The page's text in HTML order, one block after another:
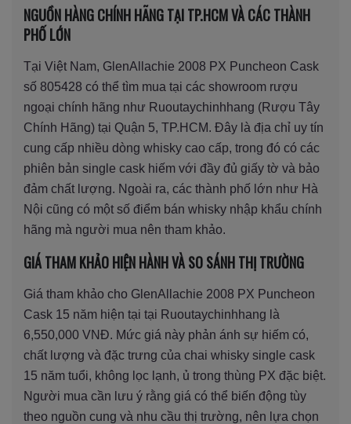
NGUỒN HÀNG CHÍNH HÃNG TẠI TP.HCM VÀ CÁC THÀNH
PHỐ LỚN
Tại Việt Nam, GlenAllachie 2008 PX Puncheon Cask
số 805428 có thể tìm mua tại các showroom rượu
ngoại chính hãng như Ruoutaychinhhang (Rượu Tây
Chính Hãng) tại Quận 5, TP.HCM. Đây là địa chỉ uy tín
cung cấp nhiều dòng whisky cao cấp, trong đó có các
phiên bản single cask hiếm với đầy đủ giấy tờ và bảo
đảm chất lượng. Ngoài ra, các thành phố lớn như Hà
Nội cũng có một số điểm bán whisky nhập khẩu chính
hãng mà người mua nên tham khảo.
GIÁ THAM KHẢO HIỆN HÀNH VÀ SO SÁNH THỊ TRƯỜNG
Giá tham khảo cho GlenAllachie 2008 PX Puncheon
Cask 15 năm hiện tại tại Ruoutaychinhhang là
6,550,000 VNĐ. Mức giá này phản ánh sự hiếm có,
chất lượng và đặc trưng của chai whisky single cask
15 năm tuổi, không lọc lạnh, ủ trong thùng PX đặc biệt.
Người mua cần lưu ý rằng giá có thể biến động tùy
theo nguồn cung và nhu cầu thị trường, nên lựa chọn